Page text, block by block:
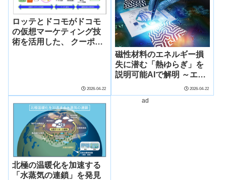
ロッテとドコモがドコモ
の仮想マーケティング技
術を活用した、 クーポン
とがないお客さまの解像
度を高める～
2026-04-22
磁性材料のエネルギー損
失に潜む「熱ゆらぎ」を
説明可能AIで解明 ～エン
トロピーの効果を世界初
で可視化、新材料の設計
指針を提示～
2026-04-22
北極の温暖化を加速する
「水蒸気の連鎖」を発見
ad